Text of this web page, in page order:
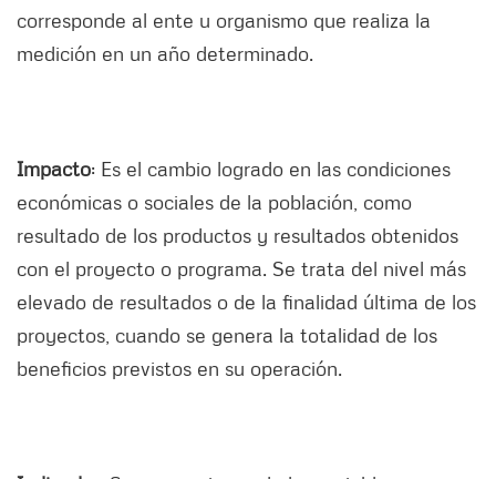
corresponde al ente u organismo que realiza la
medición en un año determinado.
Impacto: Es el cambio logrado en las condiciones
económicas o sociales de la población, como
resultado de los productos y resultados obtenidos
con el proyecto o programa. Se trata del nivel más
elevado de resultados o de la finalidad última de los
proyectos, cuando se genera la totalidad de los
beneficios previstos en su operación.